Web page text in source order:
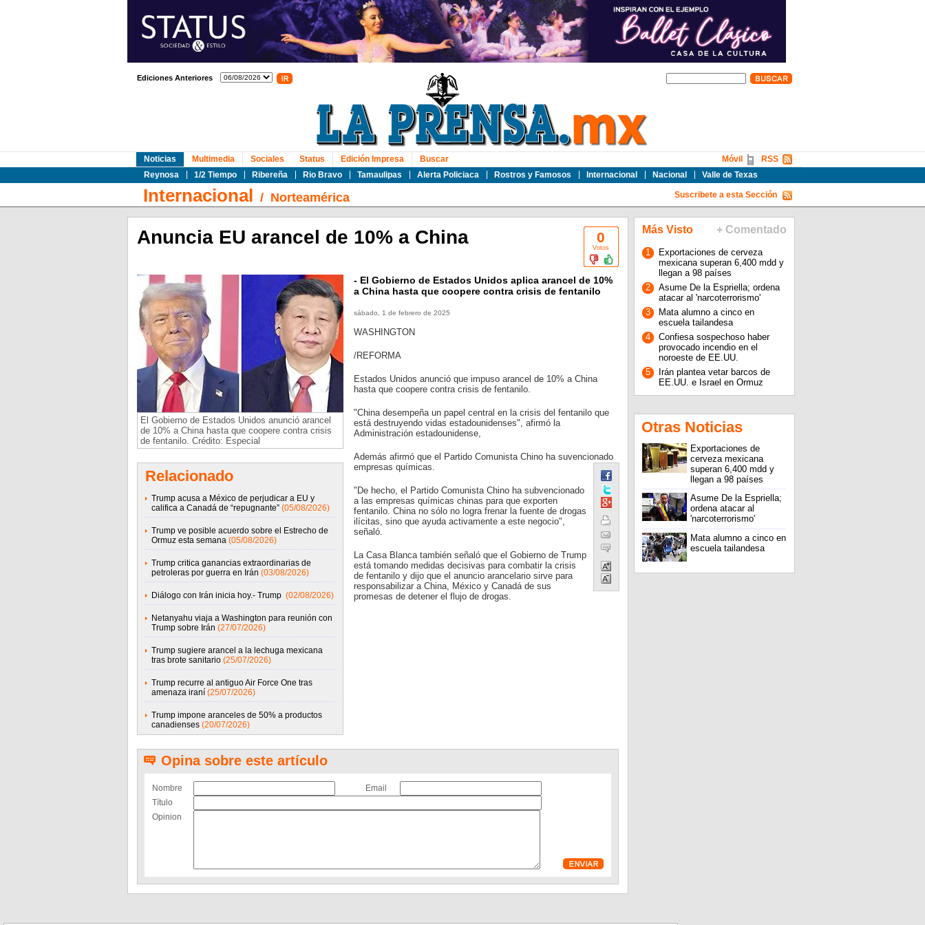
Ediciones Anteriores
Noticias
Reynosa
1/2 Tiempo Ribereña Rio Bravo Tamaulipas Alerta Policiaca Rostros y Famosos Internacional Nacional Valle de Texas
Multimedia Sociales Status Edición Impresa Buscar RSS
Móvil
Internacional / Norteamérica Suscribete a esta Sección
0
Votos
Anuncia EU arancel de 10% a China
El Gobierno de Estados Unidos anunció arancel
de 10% a China hasta que coopere contra crisis
de fentanilo. Crédito: Especial
Relacionado
Trump acusa a México de perjudicar a EU y
califica a Canadá de “repugnante” (05/08/2026)
Trump ve posible acuerdo sobre el Estrecho de
Ormuz esta semana (05/08/2026)
Trump critica ganancias extraordinarias de
petroleras por guerra en Irán (03/08/2026)
Diálogo con Irán inicia hoy.- Trump (02/08/2026)
Netanyahu viaja a Washington para reunión con
Trump sobre Irán (27/07/2026)
Trump sugiere arancel a la lechuga mexicana
tras brote sanitario (25/07/2026)
Trump recurre al antiguo Air Force One tras
amenaza iraní (25/07/2026)
Trump impone aranceles de 50% a productos
canadienses (20/07/2026)
- El Gobierno de Estados Unidos aplica arancel de 10%
a China hasta que coopere contra crisis de fentanilo
sábado, 1 de febrero de 2025
WASHINGTON
/REFORMA
Estados Unidos anunció que impuso arancel de 10% a China
hasta que coopere contra crisis de fentanilo.
"China desempeña un papel central en la crisis del fentanilo que
está destruyendo vidas estadounidenses", afirmó la
Administración estadounidense,
Además afirmó que el Partido Comunista Chino ha suvencionado
empresas químicas.
"De hecho, el Partido Comunista Chino ha subvencionado
a las empresas químicas chinas para que exporten
fentanilo. China no sólo no logra frenar la fuente de drogas
ilícitas, sino que ayuda activamente a este negocio",
señaló.
La Casa Blanca también señaló que el Gobierno de Trump
está tomando medidas decisivas para combatir la crisis
de fentanilo y dijo que el anuncio arancelario sirve para
responsabilizar a China, México y Canadá de sus
promesas de detener el flujo de drogas.
Opina sobre este artículo
Nombre
Email
Título
Opinion
Más Visto + Comentado
1
Exportaciones de cerveza
mexicana superan 6,400 mdd y
llegan a 98 países
2
Asume De la Espriella; ordena
atacar al 'narcoterrorismo'
3
Mata alumno a cinco en
escuela tailandesa
4
Confiesa sospechoso haber
provocado incendio en el
noroeste de EE.UU.
5
Irán plantea vetar barcos de
EE.UU. e Israel en Ormuz
Otras Noticias
Exportaciones de
cerveza mexicana
superan 6,400 mdd y
llegan a 98 países
Asume De la Espriella;
ordena atacar al
'narcoterrorismo'
Mata alumno a cinco en
escuela tailandesa